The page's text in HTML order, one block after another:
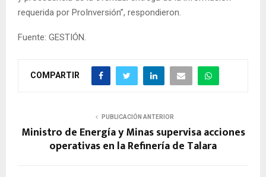
requerida por ProInversión”, respondieron.
Fuente: GESTIÓN.
COMPARTIR
PUBLICACIÓN ANTERIOR
Ministro de Energía y Minas supervisa acciones
operativas en la Refinería de Talara